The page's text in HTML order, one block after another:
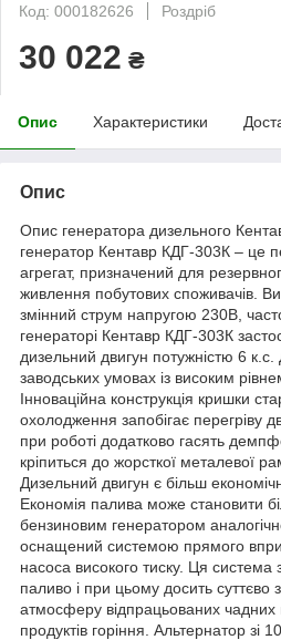
Код: 000182626
Роздріб
30 022 ₴
Опис Характеристики
Опис
Опис генератора дизельного
генератор Кентавр КДГ-303К – це
агрегат, призначений для
живлення побутових споживачів.
змінний струм напругою 230В,
генераторі Кентавр КДГ-303К
дизельний двигун потужністю 6
заводських умовах із високим
Інноваційна конструкція кришки
охолодження запобігає перегріву
при роботі додатково гасять
кріпиться до жорсткої металевої
Дизельний двигун є більш
Економія палива може становити
бензиновим генератором
оснащений системою прямого
насоса високого тиску. Ця
паливо і при цьому досить суттєво
атмосферу відпрацьованих чадних
продуктів горіння. Альтернатор